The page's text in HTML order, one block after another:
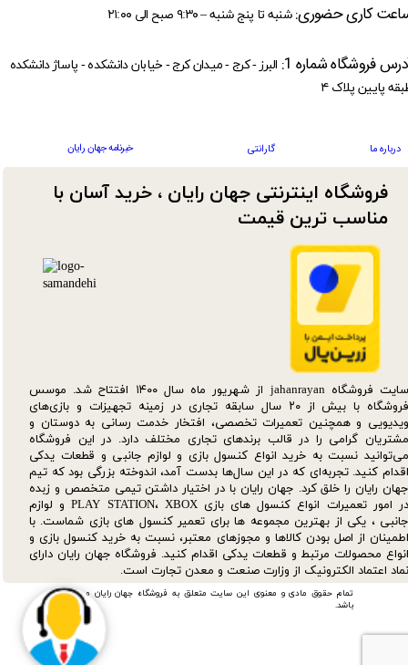
تمام حقوق مادی و معنوی این سایت متعلق به فروشگاه جهان رایان می
باشد.
سایت فروشگاه jahanrayan از شهریور ماه سال ۱۴۰۰ افتتاح شد. موسس
فروشگاه با بیش از ۲۰ سال سابقه تجاری در زمینه تجهیزات و بازی‌های
ویدیویی و همچنین تعمیرات تخصصی، افتخار خدمت رسانی به دوستان و
مشتریان گرامی را در قالب برندهای تجاری مختلف دارد. در این فروشگاه
می‌توانید نسبت به خرید انواع کنسول بازی و لوازم جانبی و قطعات یدکی‌
اقدام کنید. تجربه‌ای که در این سال‌ها بدست آمد، اندوخته بزرگی بود که تیم
جهان رایان را خلق کرد. جهان رایان با در اختیار داشتن تیمی متخصص و زبده
در امور تعمیرات انواع کنسول های بازی PLAY STATION، XBOX و لوازم
جانبی ، یکی از بهترین مجموعه ها برای تعمیر کنسول های بازی شماست. با
اطمینان از اصل بودن کالاها و مجوزهای معتبر، نسبت به خرید کنسول بازی و
انواع محصولات مرتبط و قطعات یدکی اقدام کنید. فروشگاه جهان رایان دارای
نماد اعتماد الکترونیک از وزارت صنعت و معدن تجارت است.
فروشگاه اینترنتی جهان رایان ، خرید آسان با
مناسب ترین قیمت​​​​​​​
کاری حضوری: شنبه تا پنج شنبه – ۹:۳۰ صبح الی ۲۱:۰۰
درباره ما گارانتی خبرنامه جهان رایان
فروشگاه شماره 1:
البرز - کرج - میدان کرج - خیابان دانشکده - پاساژ دانشکده
پایین پلاک ۴